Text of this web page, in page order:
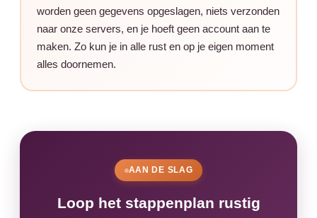
worden geen gegevens opgeslagen, niets verzonden
naar onze servers, en je hoeft geen account aan te
maken. Zo kun je in alle rust en op je eigen moment
alles doornemen.
AAN DE SLAG
Loop het stappenplan rustig